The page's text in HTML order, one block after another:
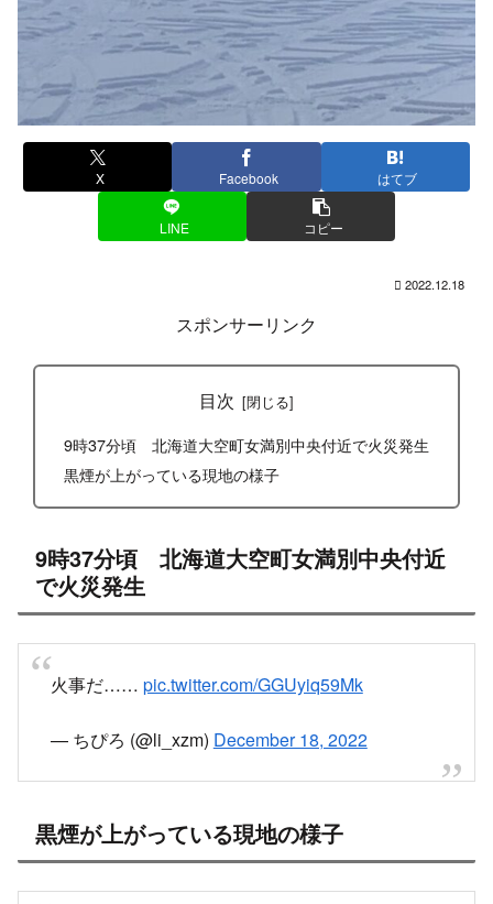
X Facebook はてブ
LINE コピー
2022.12.18
スポンサーリンク
目次
9時37分頃 北海道大空町女満別中央付近で火災発生
黒煙が上がっている現地の様子
9時37分頃 北海道大空町女満別中央付近
で火災発生
火事だ…… pic.twitter.com/GGUyiq59Mk
— ちぴろ (@li_xzm) December 18, 2022
黒煙が上がっている現地の様子